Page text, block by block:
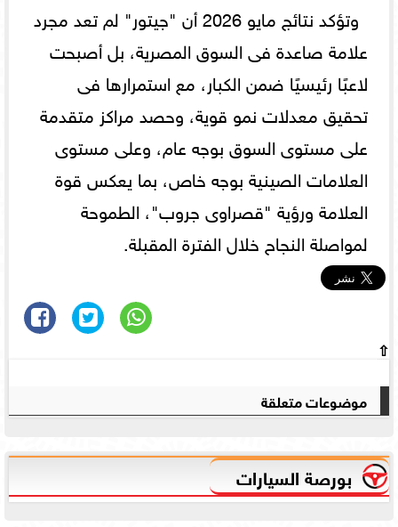
وتؤكد نتائج مايو 2026 أن "جيتور" لم تعد مجرد
علامة صاعدة فى السوق المصرية، بل أصبحت
لاعبًا رئيسيًا ضمن الكبار، مع استمرارها فى
تحقيق معدلات نمو قوية، وحصد مراكز متقدمة
على مستوى السوق بوجه عام، وعلى مستوى
العلامات الصينية بوجه خاص، بما يعكس قوة
العلامة ورؤية "قصراوى جروب"، الطموحة
لمواصلة النجاح خلال الفترة المقبلة.
⇧
موضوعات متعلقة
بورصة السيارات